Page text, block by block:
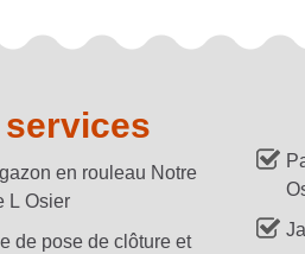
en rouleau Notre
L Osier
de pose de clôture et